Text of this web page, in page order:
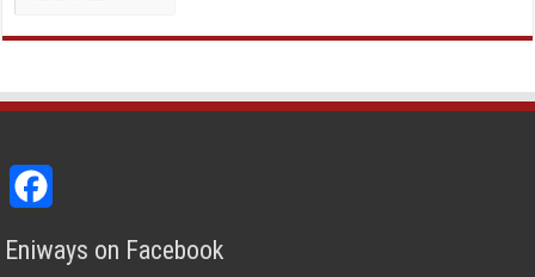
Eniways on Facebook